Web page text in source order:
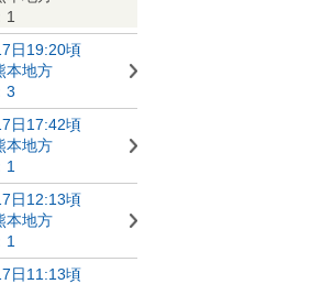
1
日19:20頃
本地方
3
日17:42頃
本地方
1
日12:13頃
本地方
1
日11:13頃